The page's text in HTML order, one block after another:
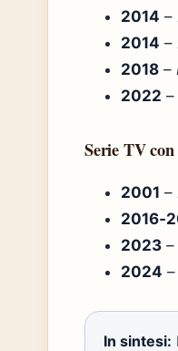
2014 –
2014 –
2018 –
2022 –
Serie TV
2001 –
2023 –
2024 –
In sintesi: